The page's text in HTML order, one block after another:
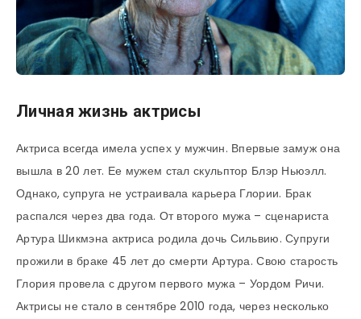
Личная жизнь актрисы
Актриса всегда имела успех у мужчин. Впервые замуж она
вышла в 20 лет. Ее мужем стал скульптор Блэр Ньюэлл.
Однако, супруга не устраивала карьера Глории. Брак
распался через два года. От второго мужа – сценариста
Артура Шикмэна актриса родила дочь Сильвию. Супруги
прожили в браке 45 лет до смерти Артура. Свою старость
Глория провела с другом первого мужа – Уордом Ричи.
Актрисы не стало в сентябре 2010 года, через несколько